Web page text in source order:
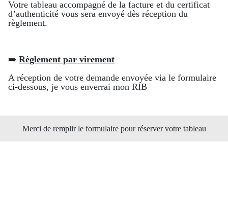
Votre tableau accompagné de la facture et du certificat
d’authenticité vous sera envoyé dès réception du
règlement.
➡️ Règlement par virement
A réception de votre demande envoyée via le formulaire
ci-dessous, je vous enverrai mon RIB
Merci de remplir le formulaire pour réserver votre tableau